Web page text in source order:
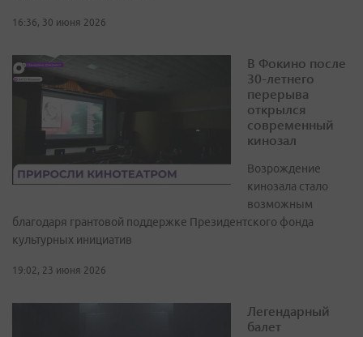
16:36, 30 июня 2026
В Фокино после
30-летнего
перерыва
открылся
современный
кинозал
Возрождение
кинозала стало
возможным
благодаря грантовой поддержке Президентского фонда
культурных инициатив
19:02, 23 июня 2026
Легендарный
балет